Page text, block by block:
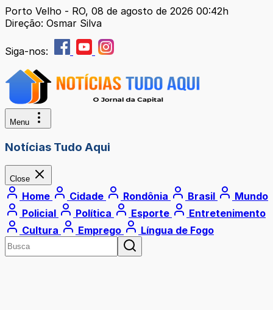
Porto Velho - RO, 08 de agosto de 2026 00:42h
Direção: Osmar Silva
Siga-nos:
Menu
Notícias Tudo Aqui
Close
Home Cidade Rondônia Brasil
Mundo
Policial
Política Esporte
Entretenimento
Cultura
Emprego Língua de Fogo